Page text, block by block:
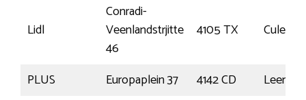
Lidl
Conradi-
Veenlandstrjitte
46
4105 TX
PLUS Europaplein 37 4142 CD Leerdam